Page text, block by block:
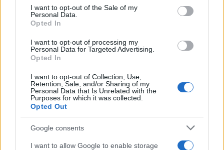
consent section.
I want to opt-out of the Sale of my
Personal Data.
Opted In
I want to opt-out of processing my
Personal Data for Targeted Advertising.
Opted In
I want to opt-out of Collection, Use,
Retention, Sale, and/or Sharing of my
Personal Data that Is Unrelated with the
Purposes for which it was collected.
Opted Out
Google consents
I want to allow Google to enable storage
Μητσοτάκης-Ερντογάν στη Νέα Υόρκη: Με
«ατζέντα» διαφωνιών - Ρεαλισμός και
απαντήσεις από την Αθήνα
Ραντεβού «αποδείξεων» είναι το αποψινό ανάμεσα στον
Ελλάδος (14:00 τοπική) στο περιθώριο της Γενικής Συνέλευσης
των Ηνωμένων Εθνών στη Νέα Υόρκη.
23.09.2025 07:00
Μουρελάτος